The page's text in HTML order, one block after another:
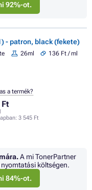
92%-ot.
- patron, black (fekete)
26ml
136 Ft / ml
3 545 Ft
a termék?
A mi TonerPartner
nyomtatási költségen.
84%-ot.